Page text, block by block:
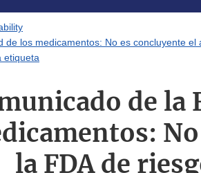
de los medicamentos: No es concluyente
etiqueta
de la
la FDA de